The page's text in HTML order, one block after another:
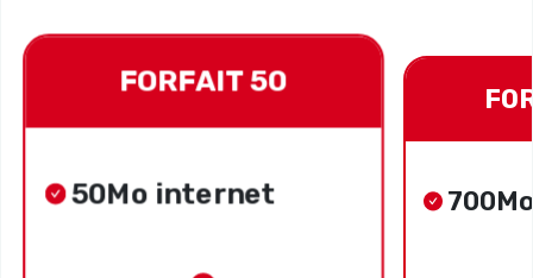
FORFAIT 50
50Mo internet